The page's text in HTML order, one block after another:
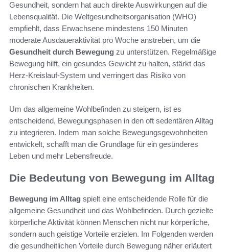
Gesundheit, sondern hat auch direkte Auswirkungen auf die
Lebensqualität. Die Weltgesundheitsorganisation (WHO)
empfiehlt, dass Erwachsene mindestens 150 Minuten
moderate Ausdaueraktivität pro Woche anstreben, um die
Gesundheit durch Bewegung zu unterstützen. Regelmäßige
Bewegung hilft, ein gesundes Gewicht zu halten, stärkt das
Herz-Kreislauf-System und verringert das Risiko von
chronischen Krankheiten.
Um das allgemeine Wohlbefinden zu steigern, ist es
entscheidend, Bewegungsphasen in den oft sedentären Alltag
zu integrieren. Indem man solche Bewegungsgewohnheiten
entwickelt, schafft man die Grundlage für ein gesünderes
Leben und mehr Lebensfreude.
Die Bedeutung von Bewegung im Alltag
Bewegung im Alltag spielt eine entscheidende Rolle für die
allgemeine Gesundheit und das Wohlbefinden. Durch gezielte
körperliche Aktivität können Menschen nicht nur körperliche,
sondern auch geistige Vorteile erzielen. Im Folgenden werden
die gesundheitlichen Vorteile durch Bewegung näher erläutert